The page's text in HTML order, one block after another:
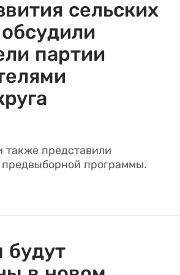
сельских
партии
также представили
программы.
будут